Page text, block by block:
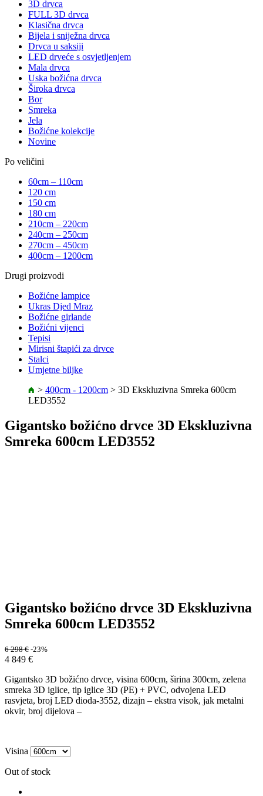
3D drvca
FULL 3D drvca
Klasična drvca
Bijela i sniježna drvca
Drvca u saksiji
LED drveće s osvjetljenjem
Mala drvca
Uska božićna drvca
Široka drvca
Bor
Smreka
Jela
Božićne kolekcije
Novine
Po veličini
60cm – 110cm
120 cm
150 cm
180 cm
210cm – 220cm
240cm – 250cm
270cm – 450cm
400cm – 1200cm
Drugi proizvodi
Božićne lampice
Ukras Djed Mraz
Božićne girlande
Božićni vijenci
Tepisi
Mirisni štapići za drvce
Stalci
Umjetne biljke
> 400cm - 1200cm > 3D Ekskluzivna Smreka 600cm
LED3552
Gigantsko božićno drvce 3D Ekskluzivna
Smreka 600cm LED3552
Gigantsko božićno drvce 3D Ekskluzivna
Smreka 600cm LED3552
6 298€ -23%
4 849 €
Gigantsko 3D božićno drvce, visina 600cm, širina 300cm, zelena
smreka 3D iglice, tip iglice 3D (PE) + PVC, odvojena LED
rasvjeta, broj LED dioda-3552, dizajn – ekstra visok, jak metalni
okvir, broj dijelova –
Visina
Out of stock